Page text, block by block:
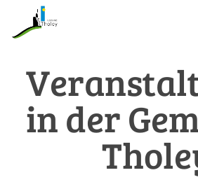
in der